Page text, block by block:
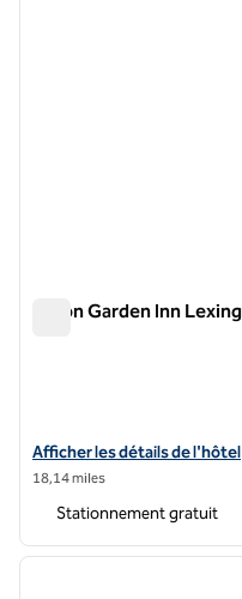
Hilton Garden Inn
Afficher les détails de
Afficher les détails de l'hôtel
18,14 miles
Stationnement gratuit
1 sur 12